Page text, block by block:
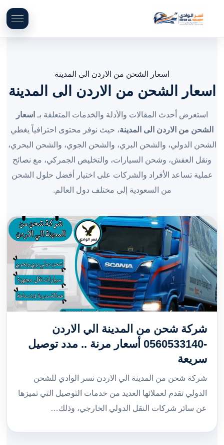
اسعار الشحن من الاردن الى المدينة
اسعار الشحن من الاردن الى المدينة
استعرض أحدث المقالات والأدلة والخدمات المتعلقة بـ اسعار
الشحن من الاردن الى المدينة، حيث نوفر محتوى احترافياً يغطي
الشحن الدولي، والشحن البري، والشحن الجوي، والشحن البحري،
ونقل العفش، وشحن السيارات، والتخليص الجمركي، مع نصائح
عملية تساعد الأفراد والشركات على اختيار أفضل حلول الشحن
من السعودية إلى مختلف دول العالم.
شركة شحن من المدينة الي الاردن
-0560533140 أسعار مرنة .. مدد توصيل
سريعة
شركة شحن من المدينة الي الاردن نسر الوادي للشحن
الدولي تقدم لعملائها العديد من خدمات التوصيل التي تميزها
عن سائر شركات النقل الدولي الخارجي، وذلك…